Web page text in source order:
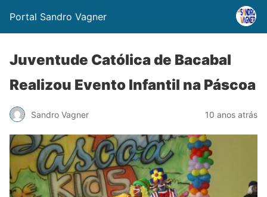
Portal Sandro Vagner
Juventude Católica de Bacabal
Realizou Evento Infantil na Páscoa
Sandro Vagner 10 anos atrás